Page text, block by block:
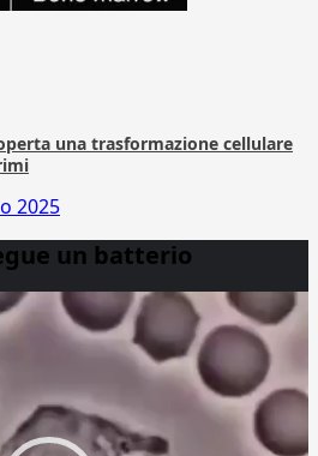
una trasformazione cellulare
2025
un batterio